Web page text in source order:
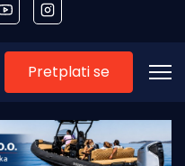
Pretplati se